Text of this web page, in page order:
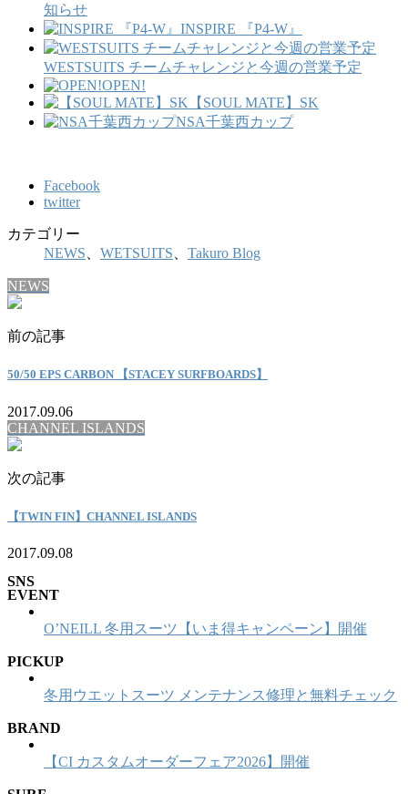
知らせ
INSPIRE 『P4-W』
WESTSUITS チームチャレンジと今週の営業予定
OPEN!
【SOUL MATE】SK
NSA千葉西カップ
Facebook
twitter
カテゴリー
NEWS
WETSUITS Takuro Blog
NEWS
前の記事
50/50 EPS CARBON 【STACEY SURFBOARDS】
2017.09.06
CHANNEL ISLANDS
次の記事
【TWIN FIN】CHANNEL ISLANDS
2017.09.08
SNS
EVENT
O’NEILL 冬用スーツ【いま得キャンペーン】開催
PICKUP
冬用ウエットスーツ メンテナンス修理と無料チェック
BRAND
【CI カスタムオーダーフェア2026】開催